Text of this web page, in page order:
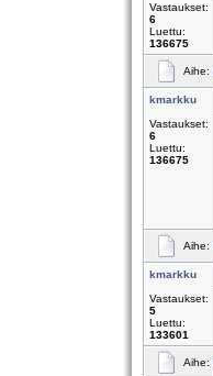
Vastaukset:
6
Luettu:
136675
Aihe:
kmarkku
Vastaukset:
6
Luettu:
136675
Aihe:
kmarkku
Vastaukset:
5
Luettu:
133601
Aihe: